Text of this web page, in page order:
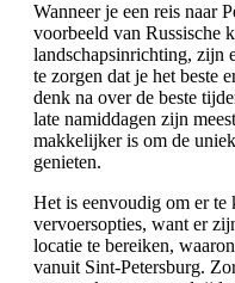
Wanneer je een reis naar
voorbeeld van Russische
landschapsinrichting, zijn
te zorgen dat je het beste
denk na over de beste
late namiddagen zijn
makkelijker is om de
genieten.
Het is eenvoudig om er
vervoersopties, want er
locatie te bereiken,
vanuit Sint-Petersburg.